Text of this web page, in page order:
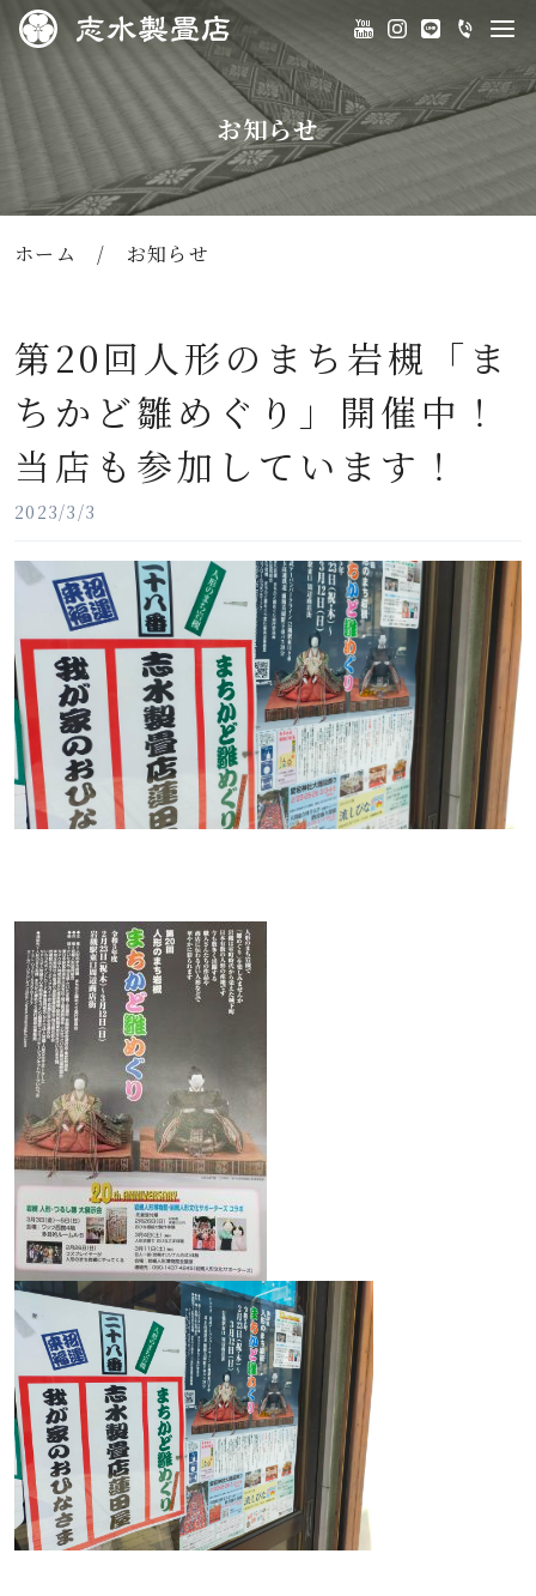
お知らせ
ホーム / お知らせ
第20回人形のまち岩槻「ま
ちかど雛めぐり」開催中！
当店も参加しています！
2023/3/3